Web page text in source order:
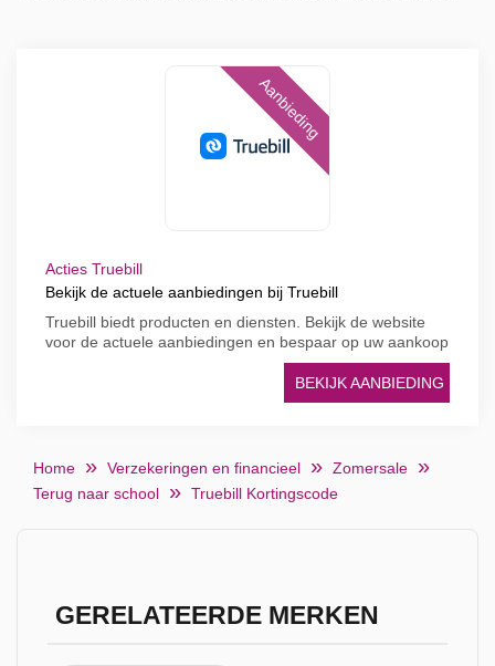
Aanbieding
Acties Truebill
Bekijk de actuele aanbiedingen bij Truebill
Truebill biedt producten en diensten. Bekijk de website
voor de actuele aanbiedingen en bespaar op uw aankoop
BEKIJK AANBIEDING
Home Verzekeringen en financieel
Zomersale
Terug naar school
Truebill Kortingscode
GERELATEERDE MERKEN